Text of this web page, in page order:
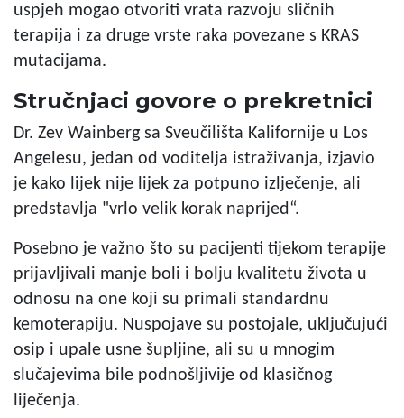
uspjeh mogao otvoriti vrata razvoju sličnih
terapija i za druge vrste raka povezane s KRAS
mutacijama.
Stručnjaci govore o prekretnici
Dr. Zev Wainberg sa Sveučilišta Kalifornije u Los
Angelesu, jedan od voditelja istraživanja, izjavio
je kako lijek nije lijek za potpuno izlječenje, ali
predstavlja "vrlo velik korak naprijed“.
Posebno je važno što su pacijenti tijekom terapije
prijavljivali manje boli i bolju kvalitetu života u
odnosu na one koji su primali standardnu
kemoterapiju. Nuspojave su postojale, uključujući
osip i upale usne šupljine, ali su u mnogim
slučajevima bile podnošljivije od klasičnog
liječenja.